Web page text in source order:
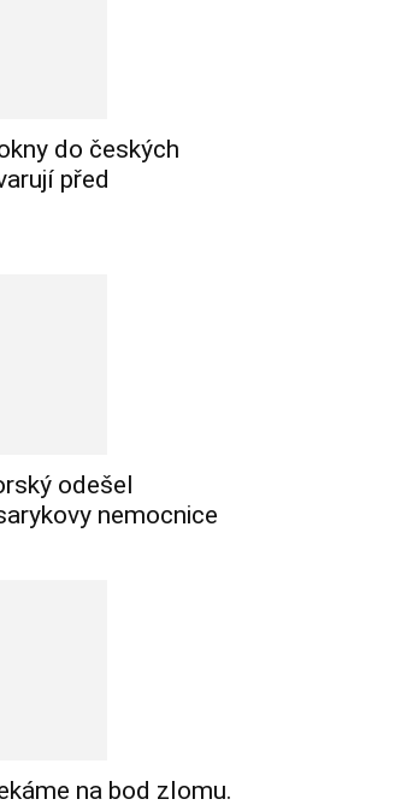
do českých
před
odešel
nemocnice
na bod zlomu.